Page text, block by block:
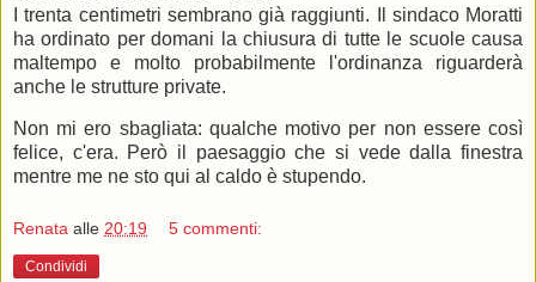
I trenta centimetri sembrano già raggiunti. Il sindaco Moratti
ha ordinato per domani la chiusura di tutte le scuole causa
maltempo e molto probabilmente l'ordinanza riguarderà
anche le strutture private.
Non mi ero sbagliata: qualche motivo per non essere così
felice, c'era. Però il paesaggio che si vede dalla finestra
mentre me ne sto qui al caldo è stupendo.
Renata alle 20:19 5 commenti:
Condividi